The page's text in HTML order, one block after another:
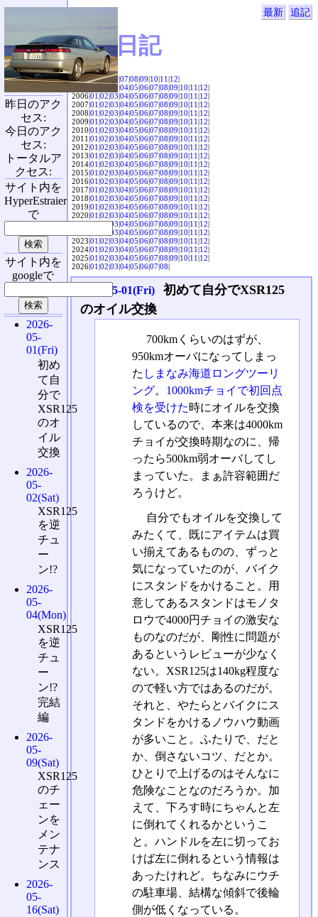
最新 追記
SVX日記
2004|04|05|06|07|08|09|10|11|12|
|04|05|06|07|08|09|10|11|12|
2006|01|02|03|04|05|06|07|08|09|10|11|12|
2007|01|02|03|04|05|06|07|08|09|10|11|12|
2008|01|02|03|04|05|06|07|08|09|10|11|12|
2009|01|02|03|04|05|06|07|08|09|10|11|12|
2010|01|02|03|04|05|06|07|08|09|10|11|12|
2011|01|02|03|04|05|06|07|08|09|10|11|12|
2012|01|02|03|04|05|06|07|08|09|10|11|12|
2013|01|02|03|04|05|06|07|08|09|10|11|12|
2014|01|02|03|04|05|06|07|08|09|10|11|12|
2015|01|02|03|04|05|06|07|08|09|10|11|12|
2016|01|02|03|04|05|06|07|08|09|10|11|12|
2017|01|02|03|04|05|06|07|08|09|10|11|12|
2018|01|02|03|04|05|06|07|08|09|10|11|12|
2019|01|02|03|04|05|06|07|08|09|10|11|12|
2020|01|02|03|04|05|06|07|08|09|10|11|12|
2021|01|02|03|04|05|06|07|08|09|10|11|12|
03|04|05|06|07|08|09|10|11|12|
2023|01|02|03|04|05|06|07|08|09|10|11|12|
2024|01|02|03|04|05|06|07|08|09|10|11|12|
2025|01|02|03|04|05|06|07|08|09|10|11|12|
2026|01|02|03|04|05|06|07|08|
2026-05-01(Fri)
初めて自分でXSR125
のオイル交換
700kmくらいのはずが、
950kmオーバになってしまっ
た しまなみ海道ロングツーリ
ング。 1000kmチョイで初回点
検を受けた時にオイルを交換
しているので、本来は4000km
チョイが交換時期なのに、帰
ったら500km弱オーバしてし
まっていた。まぁ許容範囲だ
ろうけど。
自分でもオイルを交換して
みたくて、既にアイテムは買
い揃えてあるものの、ずっと
気になっていたのが、バイク
にスタンドをかけること。用
意してあるスタンドはモノタ
ロウで4000円チョイの激安な
ものなのだが、剛性に問題が
あるというレビューが少なく
ない。XSR125は140kg程度な
ので軽い方ではあるのだが。
それと、やたらとバイクにス
タンドをかけるノウハウ動画
が多いこと。ふたりで、だと
か、倒さないコツ、だとか。
ひとりで上げるのはそんなに
危険なことなのだろうか。加
えて、下ろす時にちゃんと左
に倒れてくれるかというこ
と。ハンドルを左に切ってお
けば左に倒れるという情報は
あったけれど。ちなみにウチ
の駐車場、結構な傾斜で後輪
側が低くなっている。
昨日のアク
セス:
今日のアク
セス:
トータルア
クセス:
サイト内を
HyperEstraier
で
サイト内を
googleで
2026-
05-
01(Fri)
初め
て自
分で
XSR125
のオ
イル
交換
2026-
05-
02(Sat)
XSR125
を逆
チュ
ー
ン!?
2026-
05-
04(Mon)
XSR125
を逆
チュ
ー
ン!?
完結
編
2026-
05-
09(Sat)
XSR125
のチ
ェー
ンを
メン
テナ
ンス
2026-
05-
16(Sat)